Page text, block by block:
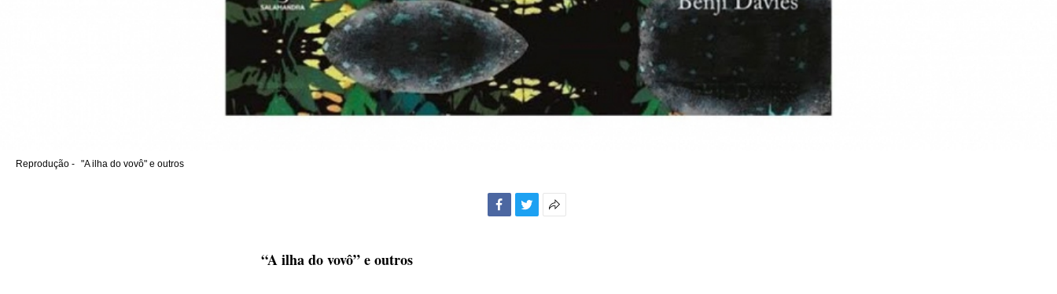
Reprodução - "A ilha do vovô" e outros
“A ilha do vovô” e outros